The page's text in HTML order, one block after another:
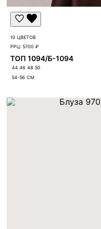
10 ЦВЕТОВ
РРЦ:5700 ₽
ТОП 1094/Б-1094
44 46 48 50
54-56 СМ